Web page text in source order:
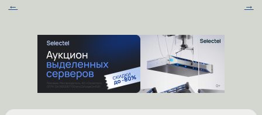
← →